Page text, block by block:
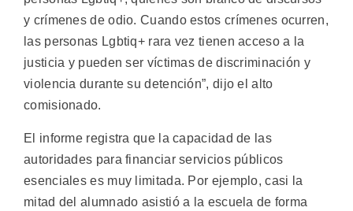
y crímenes de odio. Cuando estos crímenes ocurren,
las personas Lgbtiq+ rara vez tienen acceso a la
justicia y pueden ser víctimas de discriminación y
violencia durante su detención”, dijo el alto
comisionado.
El informe registra que la capacidad de las
autoridades para financiar servicios públicos
esenciales es muy limitada. Por ejemplo, casi la
mitad del alumnado asistió a la escuela de forma